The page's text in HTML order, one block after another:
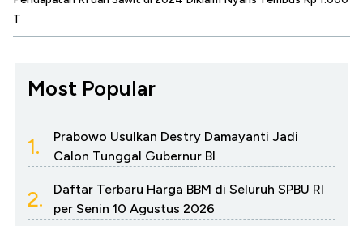
T
Most Popular
1.
Prabowo Usulkan Destry Damayanti Jadi
Calon Tunggal Gubernur BI
2.
Daftar Terbaru Harga BBM di Seluruh SPBU RI
per Senin 10 Agustus 2026